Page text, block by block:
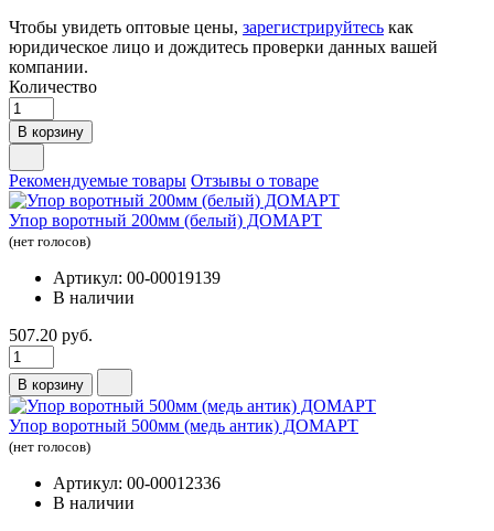
Чтобы увидеть оптовые цены, зарегистрируйтесь как
юридическое лицо и дождитесь проверки данных вашей
компании.
Количество
В корзину
Рекомендуемые товары Отзывы о товаре
Упор воротный 200мм (белый) ДОМАРТ
(нет голосов)
Артикул: 00-00019139
В наличии
507.20 руб.
В корзину
Упор воротный 500мм (медь антик) ДОМАРТ
(нет голосов)
Артикул: 00-00012336
В наличии